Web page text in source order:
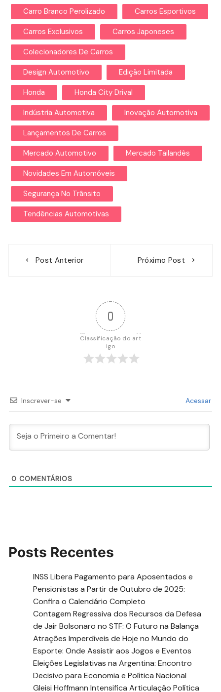
Carro Branco Perolizado Carros Esportivos
Carros Exclusivos Carros Japoneses
Colecionadores De Carros
Design Automotivo Edição Limitada
Honda Honda City Drival
Indústria Automotiva Inovação Automotiva
Lançamentos De Carros
Mercado Automotivo Mercado Tailandês
Novidades Em Automóveis
Segurança No Trânsito
Tendências Automotivas
Post Anterior Próximo Post
0
Classificação do art
igo
Inscrever-se Acessar
0 COMENTÁRIOS
Posts Recentes
INSS Libera Pagamento para Aposentados e
Pensionistas a Partir de Outubro de 2025:
Confira o Calendário Completo
Contagem Regressiva dos Recursos da Defesa
de Jair Bolsonaro no STF: O Futuro na Balança
Atrações Imperdíveis de Hoje no Mundo do
Esporte: Onde Assistir aos Jogos e Eventos
Eleições Legislativas na Argentina: Encontro
Decisivo para Economia e Política Nacional
Gleisi Hoffmann Intensifica Articulação Política